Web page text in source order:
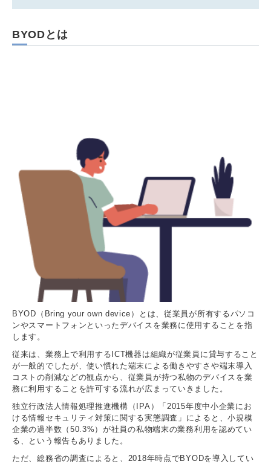
BYODとは
BYOD（Bring your own device）とは、従業員が所有するパソコ
ンやスマートフォンといったデバイスを業務に使用することを指
します。
従来は、業務上で利用するICT機器は組織が従業員に貸与すること
が一般的でしたが、使い慣れた端末による働きやすさや端末導入
コストの削減などの観点から、従業員が持つ私物のデバイスを業
務に利用することを許可する流れが広まっていきました。
独立行政法人情報処理推進機構（IPA）「2015年度中小企業にお
ける情報セキュリティ対策に関する実態調査」によると、小規模
企業の過半数（50.3%）が社員の私物端末の業務利用を認めてい
る、という報告もありました。
ただ、総務省の調査によると、2018年時点でBYODを導入してい